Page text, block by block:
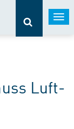
Luft-